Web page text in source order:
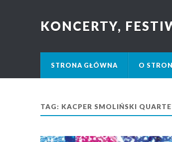
KONCERTY,
STRONA GŁÓWNA O
TAG: KACPER SMOLIŃSKI